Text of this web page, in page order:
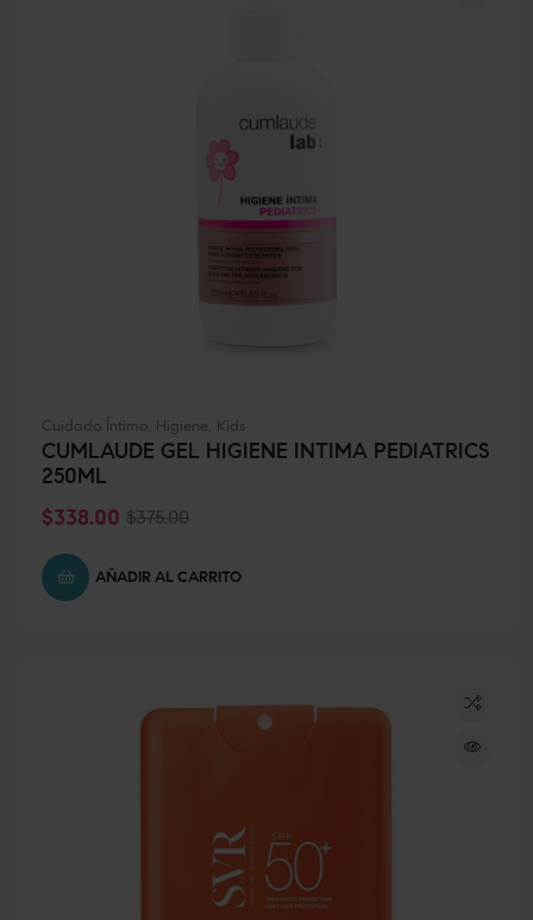
Cuidado Íntimo, Higiene, Kids
CUMLAUDE GEL HIGIENE INTIMA PEDIATRICS
250ML
$375.00
$338.00
AÑADIR AL CARRITO